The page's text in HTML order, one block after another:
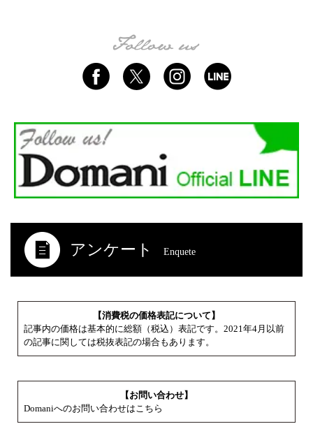
アンケート Enquete
【消費税の価格表記について】
記事内の価格は基本的に総額（税込）表記です。2021年4月以前
の記事に関しては税抜表記の場合もあります。
【お問い合わせ】
Domaniへのお問い合わせはこちら